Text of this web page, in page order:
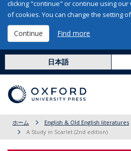
clicking "continue" or continue using
of cookies. You can change the setting
Continue Find more
日本語
ホーム English & Old English literatures
A Study in Scarlet (2nd edition)